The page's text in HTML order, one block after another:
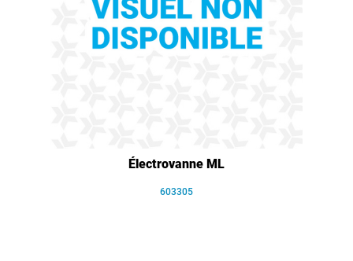
Électrovanne ML
603305